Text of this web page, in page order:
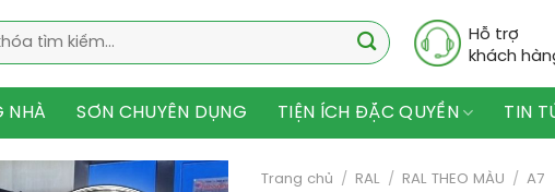
Hỗ trợ
khách
NHÀ SƠN CHUYÊN DỤNG TIỆN ÍCH ĐẶC QUYỀN TIN
Trang chủ / RAL / RAL THEO MÀU / A7